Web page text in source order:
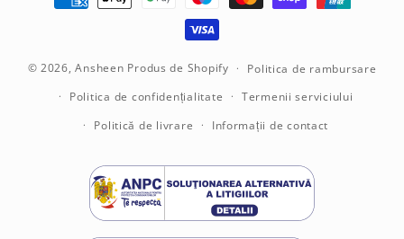
© 2026,Ansheen Produs de Shopify Politica de rambursare
Politica de confidențialitate Termenii serviciului
Politică de livrare Informații de contact